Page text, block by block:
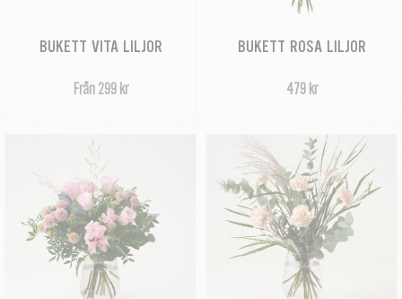
BUKETT VITA LILJOR
Från 299 kr
BUKETT ROSA LILJOR
479 kr